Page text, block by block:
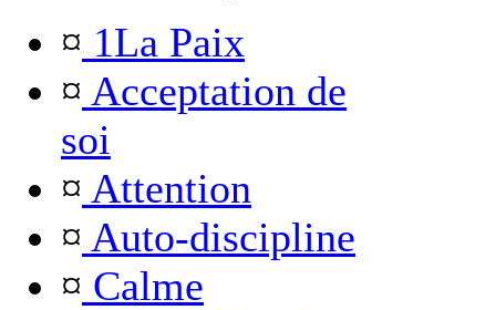
¤ 1La Paix
¤ Acceptation de
soi
¤ Attention
¤ Auto-discipline
¤ Calme